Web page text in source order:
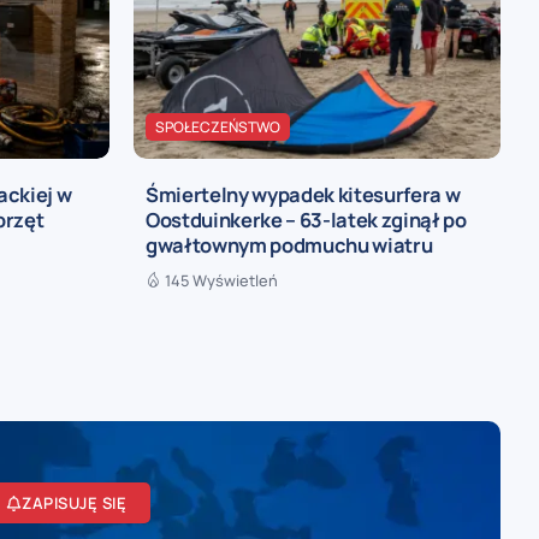
w
SPOŁECZEŃSTWO
Śmiertelny wypadek kitesurfera w
Oostduinkerke – 63-latek zginął po
gwałtownym podmuchu wiatru
145 Wyświetleń
ZAPISUJĘ SIĘ